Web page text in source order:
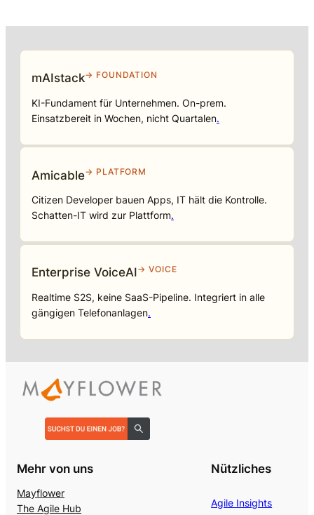
mAIstack→ FOUNDATION
KI-Fundament für Unternehmen. On-prem.
Einsatzbereit in Wochen, nicht Quartalen.
Amicable→ PLATFORM
Citizen Developer bauen Apps, IT hält die Kontrolle.
Schatten-IT wird zur Plattform.
Enterprise VoiceAI→ VOICE
Realtime S2S, keine SaaS-Pipeline. Integriert in alle
gängigen Telefonanlagen.
Mehr von uns
Mayflower
The Agile Hub
Nützliches
Agile Insights